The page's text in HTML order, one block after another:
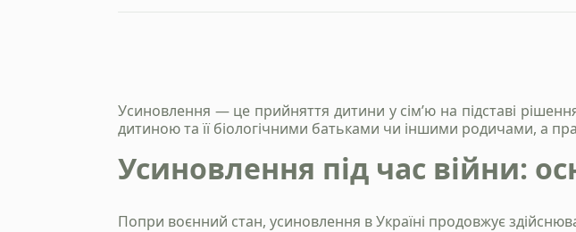
Усиновлення — це прийняття дитини у сім’ю на підставі
дитиною та її біологічними батьками чи іншими родичами, а
Усиновлення під час війни:
Попри воєнний стан, усиновлення в Україні продовжує